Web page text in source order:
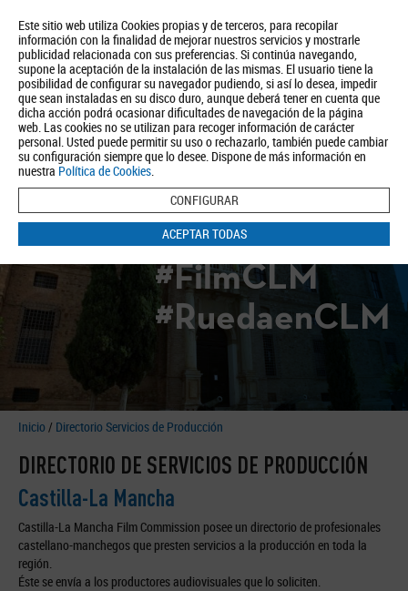
Este sitio web utiliza Cookies propias y de terceros, para recopilar
información con la finalidad de mejorar nuestros servicios y mostrarle
publicidad relacionada con sus preferencias. Si continúa navegando,
supone la aceptación de la instalación de las mismas. El usuario tiene la
posibilidad de configurar su navegador pudiendo, si así lo desea, impedir
que sean instaladas en su disco duro, aunque deberá tener en cuenta que
dicha acción podrá ocasionar dificultades de navegación de la página
web. Las cookies no se utilizan para recoger información de carácter
personal. Usted puede permitir su uso o rechazarlo, también puede cambiar
su configuración siempre que lo desee. Dispone de más información en
nuestra Política de Cookies.
CONFIGURAR
ACEPTAR TODAS
Quiénes somos Turismo Política de Privacidad Aviso Legal
Política de Cookies
BUSCAR
#FilmCLM
#RuedaenCLM
Inicio / Directorio Servicios de Producción
DIRECTORIO DE SERVICIOS DE PRODUCCIÓN
Castilla-La Mancha
Castilla-La Mancha Film Commission posee un directorio de profesionales
castellano-manchegos que presten servicios a la producción en toda la
región.
Éste se envía a los productores audiovisuales que lo soliciten.